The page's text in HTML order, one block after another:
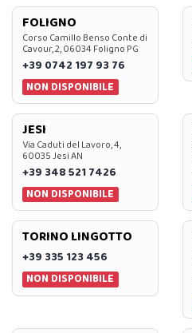
FOLIGNO
Corso Camillo Benso Conte di
Cavour, 2, 06034 Foligno PG
+39 0742 197 93 76
NON DISPONIBILE
JESI
Via Caduti del Lavoro, 4,
60035 Jesi AN
+39 348 521 7426
NON DISPONIBILE
TORINO LINGOTTO
+39 335 123 456
NON DISPONIBILE